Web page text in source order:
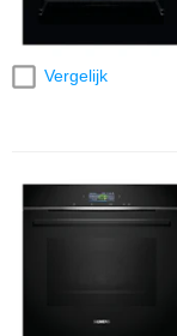
Vergelijk